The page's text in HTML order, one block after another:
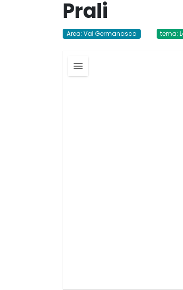
Prali
Area: Val Germanasca tema: